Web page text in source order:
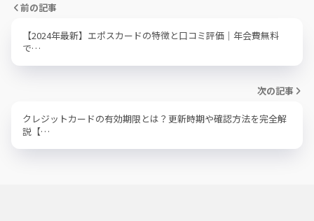
前の記事
【2024年最新】エポスカードの特徴と口コミ評価｜年会費無料
で…
次の記事
クレジットカードの有効期限とは？更新時期や確認方法を完全解
説【…